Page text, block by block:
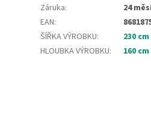
Záruka:
24
EAN:
ŠÍŘKA VÝROBKU:
230 cm
HLOUBKA VÝROBKU: 160 cm